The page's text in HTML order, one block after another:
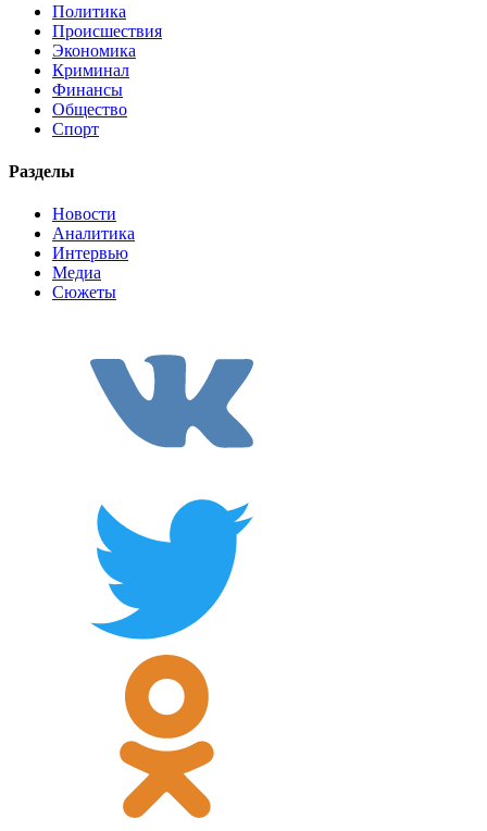
Политика
Происшествия
Экономика
Криминал
Финансы
Общество
Спорт
Разделы
Новости
Аналитика
Интервью
Медиа
Сюжеты